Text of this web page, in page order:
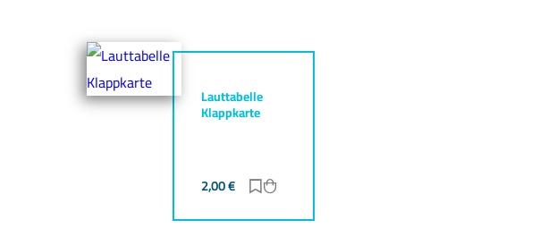
Lauttabelle
Klappkarte
2,00€ Zur Merkliste hinzufügen